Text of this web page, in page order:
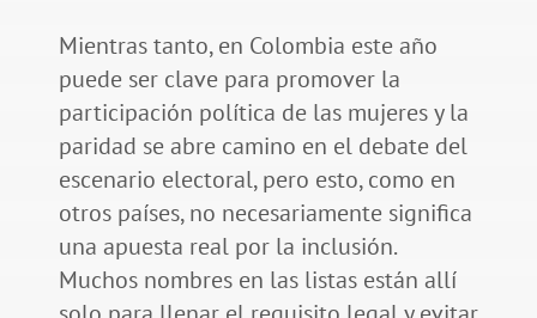
Mientras tanto, en Colombia este año
puede ser clave para promover la
participación política de las mujeres y la
paridad se abre camino en el debate del
escenario electoral, pero esto, como en
otros países, no necesariamente significa
una apuesta real por la inclusión.
Muchos nombres en las listas están allí